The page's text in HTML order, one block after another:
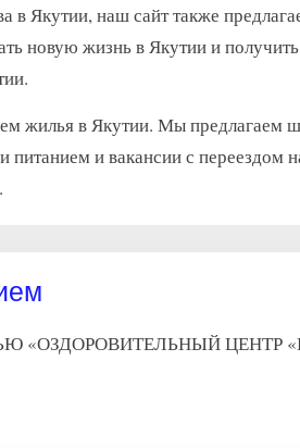
Якутии, наш сайт также
новую жизнь в Якутии и
жилья в Якутии. Мы предлагаем
и вакансии с
ЦЕНТР